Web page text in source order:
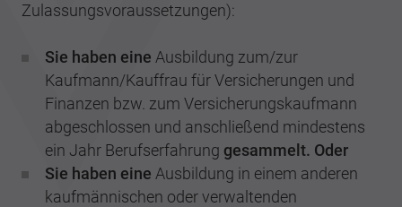
Zulassungsvoraussetzungen):
Sie haben eine Ausbildung zum/zur
Kaufmann/Kauffrau für Versicherungen und
Finanzen bzw. zum Versicherungskaufmann
abgeschlossen und anschließend mindestens
ein Jahr Berufserfahrung gesammelt. Oder
Sie haben eine Ausbildung in einem anderen
kaufmännischen oder verwaltenden